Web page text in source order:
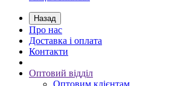
Назад
Про нас
Доставка і оплата
Контакти
Оптовий відділ
Оптовим клієнтам